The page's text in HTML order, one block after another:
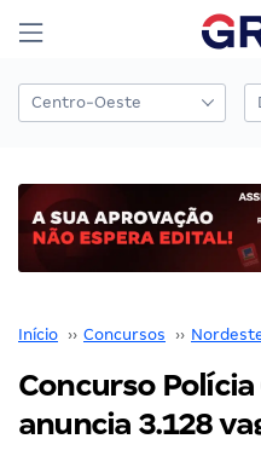
Início ›› Concursos ››
Concurso Polícia
anuncia 3.128